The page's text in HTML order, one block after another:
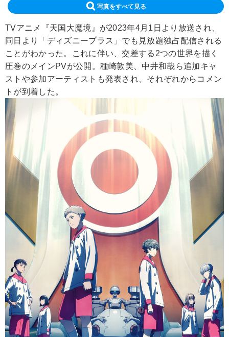
写真をすべて見る
TVアニメ『天国大魔境』が2023年4月1日より放送され、
同日より「ディズニープラス」でも見放題独占配信される
ことがわかった。これに伴い、交差する2つの世界を描く
圧巻のメインPVが公開。種崎敦美、中井和哉ら追加キャ
ストや参加アーティストも発表され、それぞれからコメン
トが到着した。